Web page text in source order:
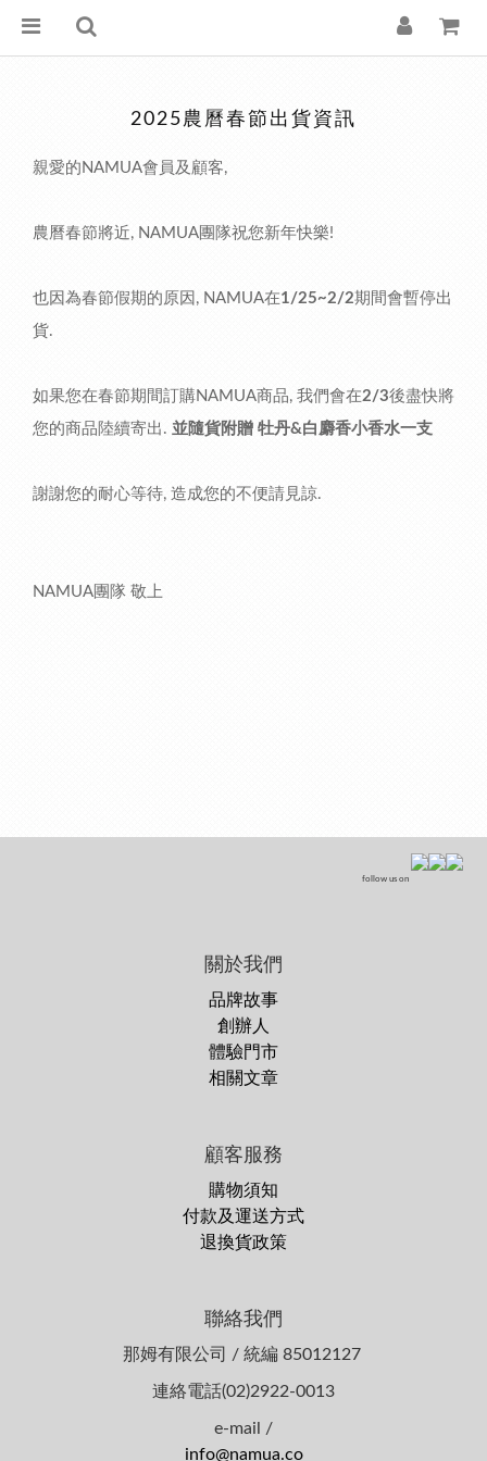
2025農曆春節出貨資訊
親愛的NAMUA會員及顧客,
農曆春節將近, NAMUA團隊祝您新年快樂!
也因為春節假期的原因, NAMUA在1/25~2/2期間會暫停出
貨.
如果您在春節期間訂購NAMUA商品, 我們會在2/3後盡快將
您的商品陸續寄出. 並隨貨附贈 牡丹&白麝香小香水一支
謝謝您的耐心等待, 造成您的不便請見諒.
NAMUA團隊 敬上
follow us on
關於我們
品牌故事
創辦人
體驗門市
相關文章
顧客服務
購物須知
付款及運送方式
退換貨政策
聯絡我們
那姆有限公司 / 統編 85012127
連絡電話(02)2922-0013
e-mail /
info@namua.co